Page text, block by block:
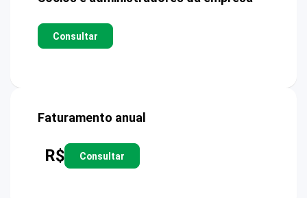
Consultar
Faturamento anual
R$ Consultar